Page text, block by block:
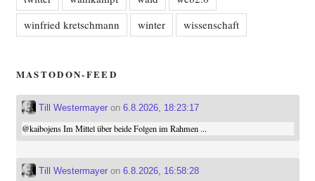
winfried kretschmann
winter wissenschaft
MASTODON-FEED
Till Westermayeron 6.8.2026, 18:23:17
@kaibojensIm Mittel über beide Folgen im Rahmen ...
Till Westermayeron 6.8.2026, 16:58:28